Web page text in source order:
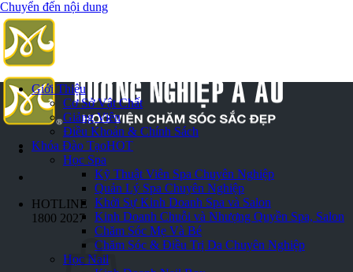
Chuyển đến nội dung
HOTLINE
1800 2027
Giới Thiệu
Cơ Sở Vật Chất
Giảng Viên
Điều Khoản & Chính Sách
Khóa Đào TạoHOT
Học Spa
Kỹ Thuật Viên Spa Chuyên Nghiệp
Quản Lý Spa Chuyên Nghiệp
Khởi Sự Kinh Doanh Spa và Salon
Kinh Doanh Chuỗi và Nhượng Quyền Spa, Salon
Chăm Sóc Mẹ Và Bé
Chăm Sóc & Điều Trị Da Chuyên Nghiệp
Học Nail